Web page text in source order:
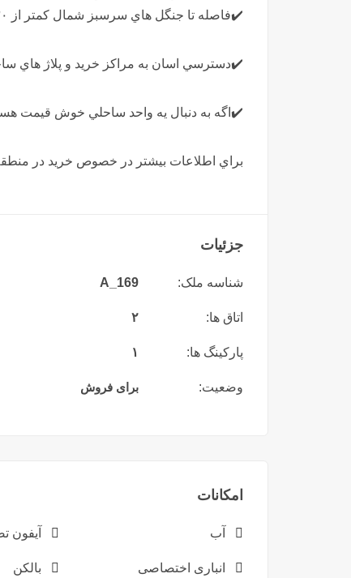
✔️فاصله تا جنگل هاي سرسبز شمال كمتر از ٣٠ دقيقه
✔️دسترسي اسان به مراكز خريد و پلاژ هاي
✔️اگه به دنبال يه واحد ساحلي خوش قيمت
براي اطلاعات بيشتر در خصوص خريد در منطقه
جزئیات
شناسه ملک: A_169
اتاق ها: ۲
پارکینگ ها: ۱
وضعیت: برای فروش
امکانات
آب آیفون
انباری اختصاصی بالکن